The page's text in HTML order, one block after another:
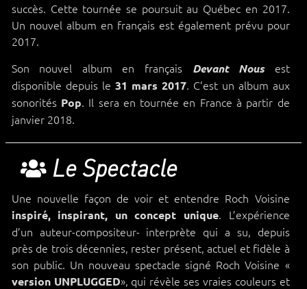
succès. Cette tournée se poursuit au Québec en 2017.
Un nouvel album en français est également prévu pour
2017.
Son nouvel album en français Devant Nousest
disponible depuis le 31 mars 2017. C’est un album aux
sonorités Pop. Il sera en tournée en France à partir de
janvier 2018.
Le Spectacle
Une nouvelle façon de voir et entendre Roch Voisine
inspiré, inspirant, un concept unique. L’expérience
d’un auteur-compositeur- interprète qui a su, depuis
près de trois décennies, rester présent, actuel et fidèle à
son public. Un nouveau spectacle signé Roch Voisine «
version UNPLUGGED», qui révèle ses vraies couleurs et